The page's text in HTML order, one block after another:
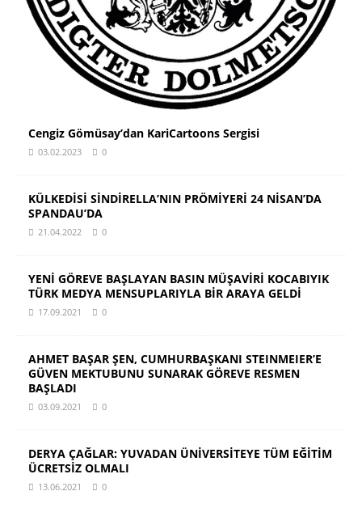
Cengiz Gömüsay’dan KariCartoons Sergisi
03.02.2023 0
KÜLKEDİSİ SİNDİRELLA’NIN PRÖMİYERİ 24 NİSAN’DA
SPANDAU’DA
21.04.2022 0
YENİ GÖREVE BAŞLAYAN BASIN MÜŞAVİRİ KOCABIYIK
TÜRK MEDYA MENSUPLARIYLA BİR ARAYA GELDİ
17.09.2021 0
AHMET BAŞAR ŞEN, CUMHURBAŞKANI STEINMEIER’E
GÜVEN MEKTUBUNU SUNARAK GÖREVE RESMEN
BAŞLADI
03.09.2021 0
DERYA ÇAĞLAR: YUVADAN ÜNİVERSİTEYE TÜM EĞİTİM
ÜCRETSİZ OLMALI
13.06.2021 0